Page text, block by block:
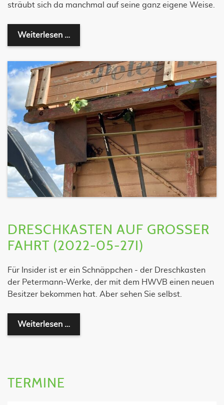
sträubt sich da manchmal auf seine ganz eigene Weise.
Weiterlesen …
DRESCHKASTEN AUF GROSSER F
AHRT (2022-05-27I)
Für Insider ist er ein Schnäppchen - der Dreschkasten
der Petermann-Werke, der mit dem HWVB einen neuen
Besitzer bekommen hat. Aber sehen Sie selbst.
Weiterlesen …
TERMINE